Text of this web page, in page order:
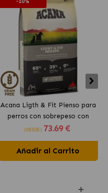
Acana Ligth & Fit Pienso para
perros con sobrepeso con
pollo fresco
(DESDE) 73.69 €
Añadir al Carrito